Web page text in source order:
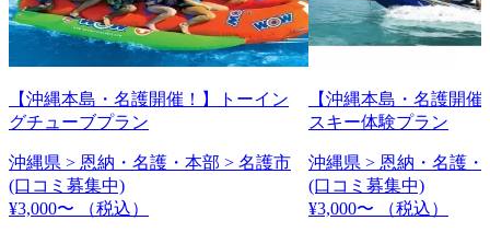
【沖縄本島・名護開催！】トーイン
グチューブプラン
沖縄県 > 恩納・名護・本部 > 名護市
(口コミ募集中)
¥3,000〜
（税込）
【沖縄本島・名護開
スキー体験プラン
沖縄県 > 恩納・名護・
(口コミ募集中)
¥3,000〜
（税込）